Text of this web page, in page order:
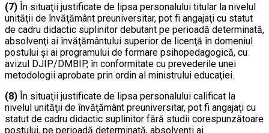
(7) În situaţii justificate de lipsa personalului titular la nivelul
unităţii de învăţământ preuniversitar, pot fi angajaţi cu statut
de cadru didactic suplinitor debutant pe perioadă determinată,
absolvenţi ai învăţământului superior de licenţă în domeniul
postului şi ai programului de formare psihopedagogică, cu
avizul DJIP/DMBIP, în conformitate cu prevederile unei
metodologii aprobate prin ordin al ministrului educaţiei.
(8) În situaţii justificate de lipsa personalului calificat la
nivelul unităţii de învăţământ preuniversitar, pot fi angajaţi cu
statut de cadru didactic suplinitor fără studii corespunzătoare
postului, pe perioadă determinată, absolvenţi ai